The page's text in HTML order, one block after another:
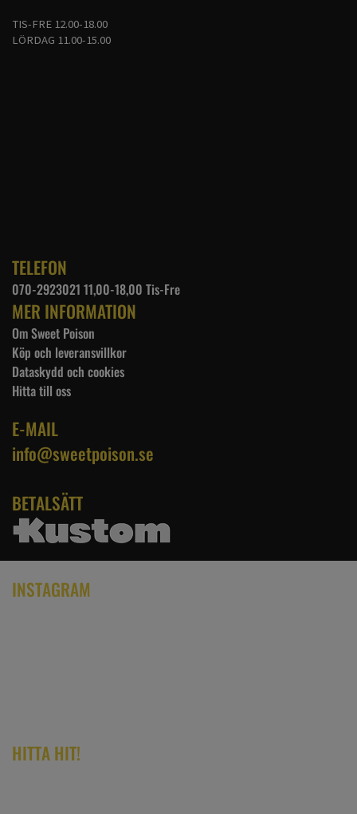
TIS-FRE 12.00-18.00
LÖRDAG 11.00-15.00
TELEFON
070-2923021 11,00-18,00 Tis-Fre
MER INFORMATION
Om Sweet Poison
Köp och leveransvillkor
Dataskydd och cookies
Hitta till oss
E-MAIL
info@sweetpoison.se
BETALSÄTT
INSTAGRAM
HITTA HIT!